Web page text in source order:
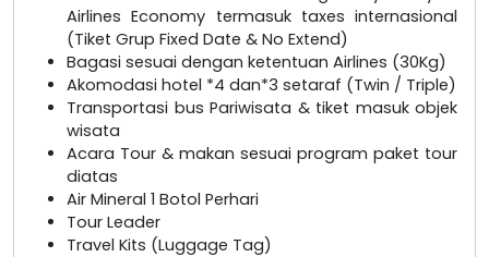
Airlines Economy termasuk taxes internasional
(Tiket Grup Fixed Date & No Extend)
Bagasi sesuai dengan ketentuan Airlines (30Kg)
Akomodasi hotel *4 dan*3 setaraf (Twin / Triple)
Transportasi bus Pariwisata & tiket masuk objek
wisata
Acara Tour & makan sesuai program paket tour
diatas
Air Mineral 1 Botol Perhari
Tour Leader
Travel Kits (Luggage Tag)